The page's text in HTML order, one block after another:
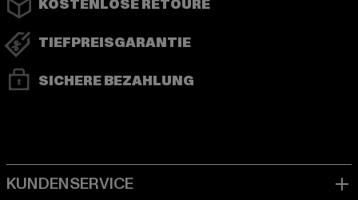
KOSTENLOSE RETOURE
TIEFPREISGARANTIE
SICHERE BEZAHLUNG